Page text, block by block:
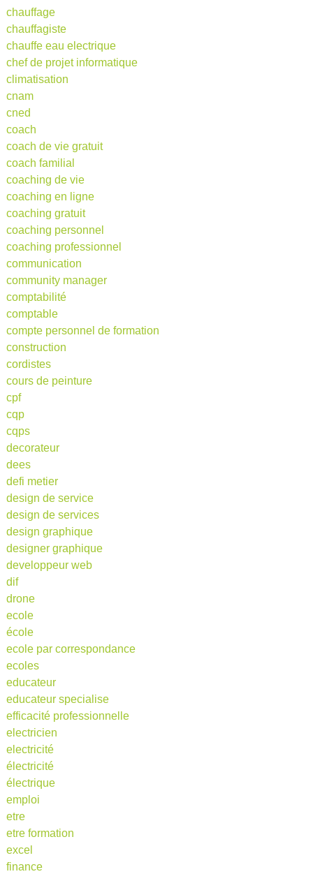
chauffage
chauffagiste
chauffe eau electrique
chef de projet informatique
climatisation
cnam
cned
coach
coach de vie gratuit
coach familial
coaching de vie
coaching en ligne
coaching gratuit
coaching personnel
coaching professionnel
communication
community manager
comptabilité
comptable
compte personnel de formation
construction
cordistes
cours de peinture
cpf
cqp
cqps
decorateur
dees
defi metier
design de service
design de services
design graphique
designer graphique
developpeur web
dif
drone
ecole
école
ecole par correspondance
ecoles
educateur
educateur specialise
efficacité professionnelle
electricien
electricité
électricité
électrique
emploi
etre
etre formation
excel
finance